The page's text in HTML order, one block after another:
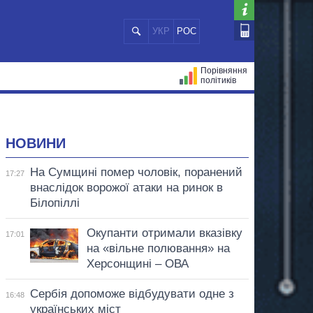
УКР РОС
Порівняння
політиків
НОВИНИ
17:27
На Сумщині помер чоловік, поранений
внаслідок ворожої атаки на ринок в
Білопіллі
17:01
Окупанти отримали вказівку
на «вільне полювання» на
Херсонщині – ОВА
16:48
Сербія допоможе відбудувати одне з
українських міст